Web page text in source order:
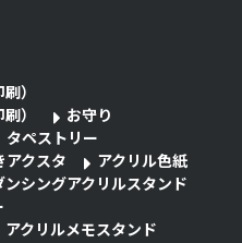
）
）
お守り
タペストリー
アクスタ
アクリル色紙
ンシングアクリルスタンド
アクリルメモスタンド